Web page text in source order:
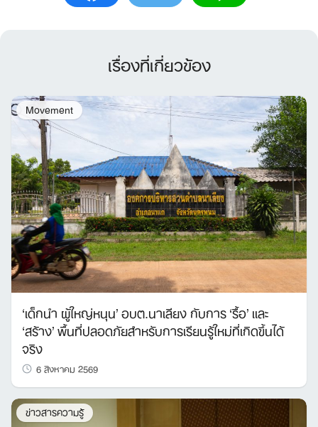
Search
for:
เรื่องที่เกี่ยวข้อง
Movement
‘เด็กนำ ผู้ใหญ่หนุน’ อบต.นาเลียง กับการ ‘รื้อ’ และ
‘สร้าง’ พื้นที่ปลอดภัยสำหรับการเรียนรู้ใหม่ที่เกิดขึ้นได้
จริง
6 สิงหาคม 2569
ข่าวสารความรู้